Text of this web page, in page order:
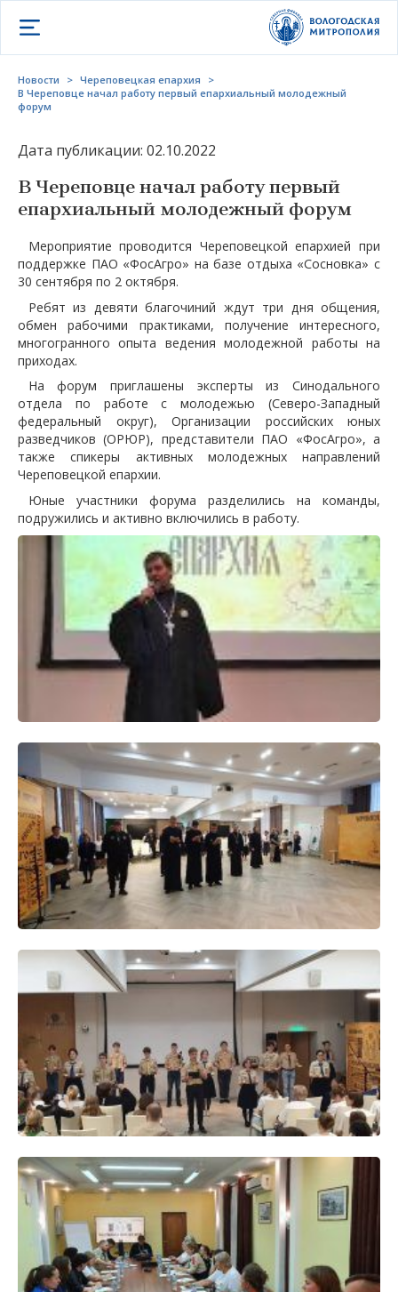
Открыть меню
Новости > Череповецкая епархия
>
В Череповце начал работу первый епархиальный молодежный
форум
Дата публикации: 02.10.2022
В Череповце начал работу первый
епархиальный молодежный форум
Мероприятие проводится Череповецкой епархией при
поддержке ПАО «ФосАгро» на базе отдыха «Сосновка» с
30 сентября по 2 октября.
Ребят из девяти благочиний ждут три дня общения,
обмен рабочими практиками, получение интересного,
многогранного опыта ведения молодежной работы на
приходах.
На форум приглашены эксперты из Синодального
отдела по работе с молодежью (Северо-Западный
федеральный округ), Организации российских юных
разведчиков (ОРЮР), представители ПАО «ФосАгро», а
также спикеры активных молодежных направлений
Череповецкой епархии.
Юные участники форума разделились на команды,
подружились и активно включились в работу.